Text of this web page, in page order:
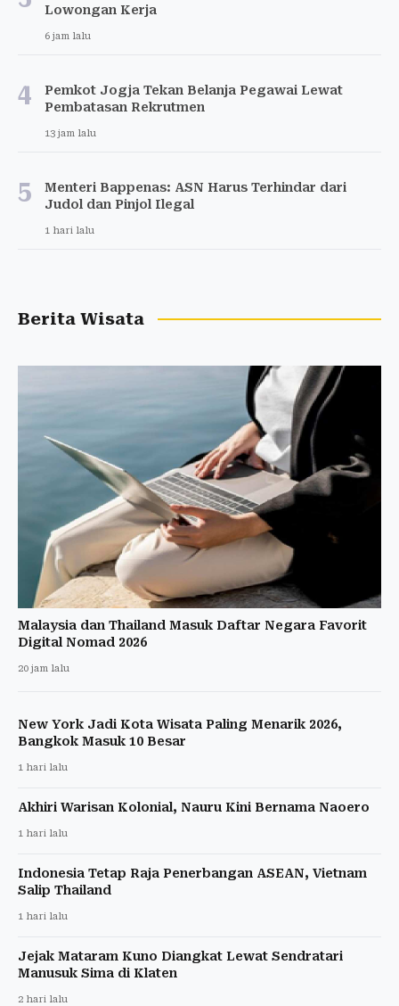
Lowongan Kerja
6 jam lalu
4
Pemkot Jogja Tekan Belanja Pegawai Lewat
Pembatasan Rekrutmen
13 jam lalu
5
Menteri Bappenas: ASN Harus Terhindar dari
Judol dan Pinjol Ilegal
1 hari lalu
Berita Wisata
Malaysia dan Thailand Masuk Daftar Negara Favorit
Digital Nomad 2026
20 jam lalu
New York Jadi Kota Wisata Paling Menarik 2026,
Bangkok Masuk 10 Besar
1 hari lalu
Akhiri Warisan Kolonial, Nauru Kini Bernama Naoero
1 hari lalu
Indonesia Tetap Raja Penerbangan ASEAN, Vietnam
Salip Thailand
1 hari lalu
Jejak Mataram Kuno Diangkat Lewat Sendratari
Manusuk Sima di Klaten
2 hari lalu